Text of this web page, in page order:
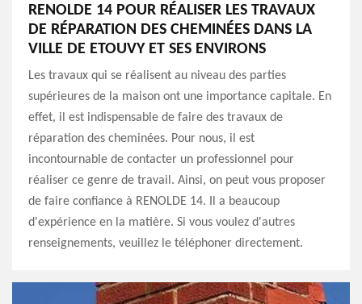
RENOLDE 14 POUR RÉALISER LES TRAVAUX
DE RÉPARATION DES CHEMINÉES DANS LA
VILLE DE ETOUVY ET SES ENVIRONS
Les travaux qui se réalisent au niveau des parties
supérieures de la maison ont une importance capitale. En
effet, il est indispensable de faire des travaux de
réparation des cheminées. Pour nous, il est
incontournable de contacter un professionnel pour
réaliser ce genre de travail. Ainsi, on peut vous proposer
de faire confiance à RENOLDE 14. Il a beaucoup
d'expérience en la matière. Si vous voulez d'autres
renseignements, veuillez le téléphoner directement.